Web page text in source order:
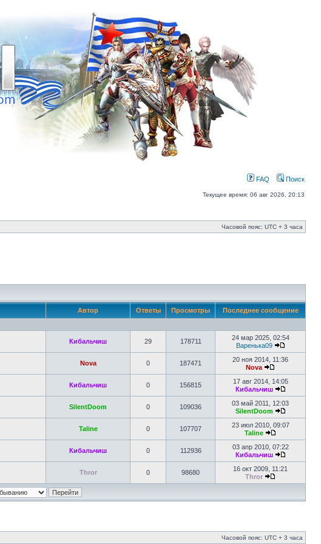
FAQ Поиск
Текущее время: 06 авг 2026, 20:13
Часовой пояс: UTC + 3 часа
Автор Ответы Просмотры Последнее сообщение
Кибальчиш 29 178711
24 мар 2025, 02:54
Варенька09
Nova 0 187471
20 ноя 2014, 11:36
Nova
Кибальчиш 0 156815
17 авг 2014, 14:05
Кибальчиш
SilentDoom 0 109036
03 май 2011, 12:03
SilentDoom
Taline 0 107707
23 июл 2010, 09:07
Taline
Кибальчиш 0 112936
03 апр 2010, 07:22
Кибальчиш
Thror 0 98680
16 окт 2009, 11:21
Thror
Часовой пояс: UTC + 3 часа